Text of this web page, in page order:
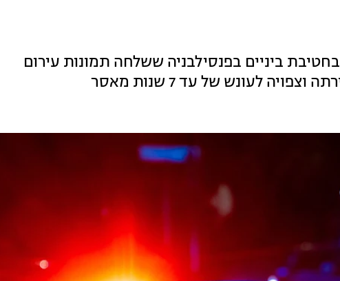
כתב אישום הוגש נגד מורה בת 30 בחטיבת ביניים בפנסילבניה ששלחה תמונות עירום